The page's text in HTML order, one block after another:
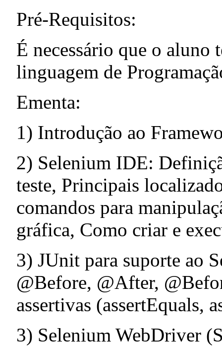
Pré-Requisitos:
É necessário que o aluno
linguagem de
Ementa:
1) Introdução ao
2) Selenium IDE:
teste, Principais
comandos para
gráfica, Como criar e
3) JUnit para suporte ao
@Before, @After,
assertivas (assertEquals,
3) Selenium WebDriver